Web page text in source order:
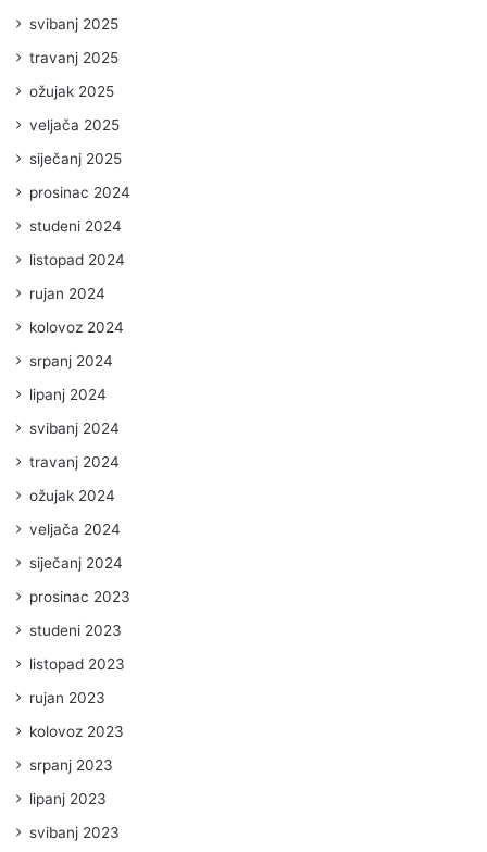
svibanj 2025
travanj 2025
ožujak 2025
veljača 2025
siječanj 2025
prosinac 2024
studeni 2024
listopad 2024
rujan 2024
kolovoz 2024
srpanj 2024
lipanj 2024
svibanj 2024
travanj 2024
ožujak 2024
veljača 2024
siječanj 2024
prosinac 2023
studeni 2023
listopad 2023
rujan 2023
kolovoz 2023
srpanj 2023
lipanj 2023
svibanj 2023